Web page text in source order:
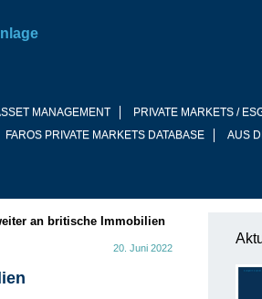
MANAGEMENT PRIVATE MARKETS /
FAROS PRIVATE MARKETS DATABASE AUS
an britische Immobilien
20. Juni 2022